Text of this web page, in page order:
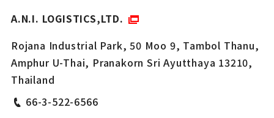
A.N.I. LOGISTICS,LTD.
Rojana Industrial Park, 50 Moo 9, Tambol Thanu,
Amphur U-Thai, Pranakorn Sri Ayutthaya 13210,
Thailand
66-3-522-6566